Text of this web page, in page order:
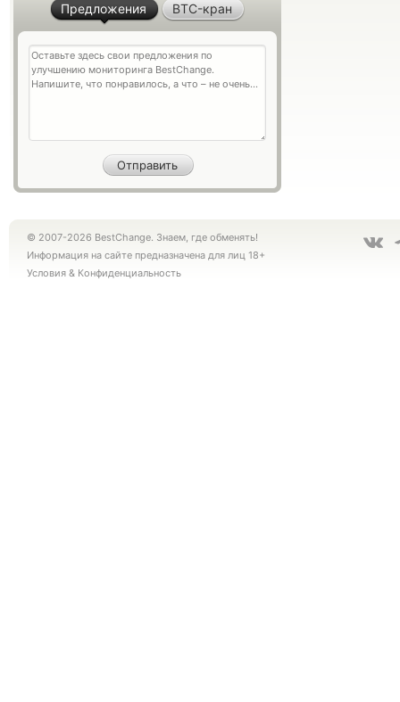
Предложения BTC-кран
© 2007-2026 BestChange. Знаем, где обменять!
Информация на сайте предназначена для лиц 18+
Условия & Конфиденциальность